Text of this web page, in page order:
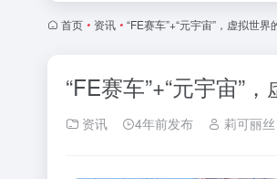
首页 • 资讯 • “FE赛车”+“元宇宙”，虚拟世界
“FE赛车”+“元宇宙”
资讯 4年前发布 莉可丽丝